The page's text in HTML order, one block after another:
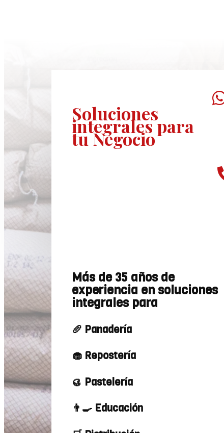
Soluciones
integralespara
tu Negocio
Más de 35 años de
experiencia en soluciones
integrales para
🥖 Panadería
🧁 Repostería
🥮 Pastelería
👨‍🍳 Educación